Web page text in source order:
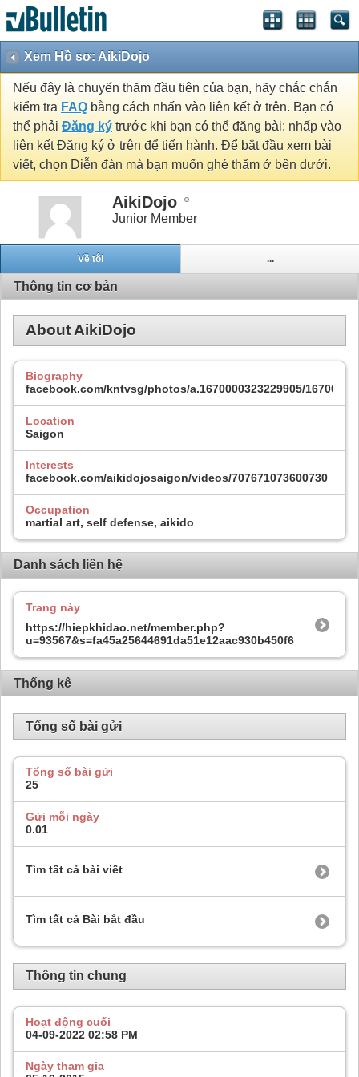
Xem Hồ sơ: AikiDojo
Nếu đây là chuyến thăm đầu tiên của bạn, hãy chắc chắn
kiểm tra FAQ bằng cách nhấn vào liên kết ở trên. Bạn có
thể phải Đăng ký trước khi bạn có thể đăng bài: nhấp vào
liên kết Đăng ký ở trên để tiến hành. Để bắt đầu xem bài
viết, chọn Diễn đàn mà bạn muốn ghé thăm ở bên dưới.
AikiDojo
Junior Member
Về tôi ...
Thông tin cơ bản
About AikiDojo
Biography
facebook.com/kntvsg/photos/a.1670000323229905/
Location
Saigon
Interests
facebook.com/aikidojosaigon/videos/707671073600730
Occupation
martial art, self defense, aikido
Danh sách liên hệ
Trang này
https://hiepkhidao.net/member.php?
u=93567&s=fa45a25644691da51e12aac930b450f6
Thống kê
Tổng số bài gửi
Tổng số bài gửi
25
Gửi mỗi ngày
0.01
Tìm tất cả bài viết
Tìm tất cả Bài bắt đầu
Thông tin chung
Hoạt động cuối
04-09-2022 02:58 PM
Ngày tham gia